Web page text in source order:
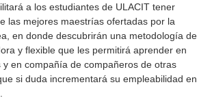
a los estudiantes de ULACIT tener
las mejores maestrías ofertadas por la
en donde descubrirán una metodología de
y flexible que les permitirá aprender en
y en compañía de compañeros de otras
si duda incrementará su empleabilidad en